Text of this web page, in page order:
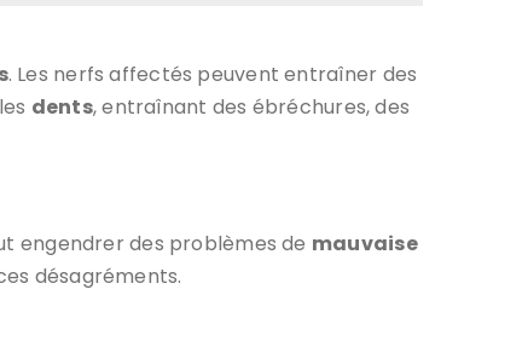
. Les nerfs affectés peuvent entraîner des
dents, entraînant des ébréchures, des
engendrer des problèmes de mauvaise
désagréments.